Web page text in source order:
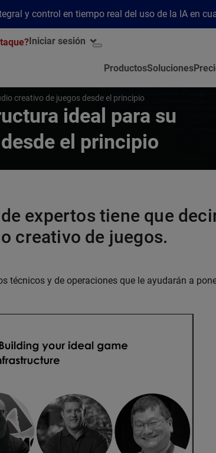
y control en tiempo real del uso de la IA en
Iniciar sesión
ProductosSoluciones
creativo de juegos desde el principio
ideal para su
el principio
expertos tiene que
creativo de juegos.
técnicos y de operaciones que le ayudarán a